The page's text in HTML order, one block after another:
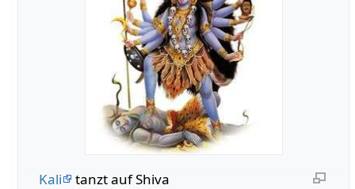
Kali tanzt auf Shiva